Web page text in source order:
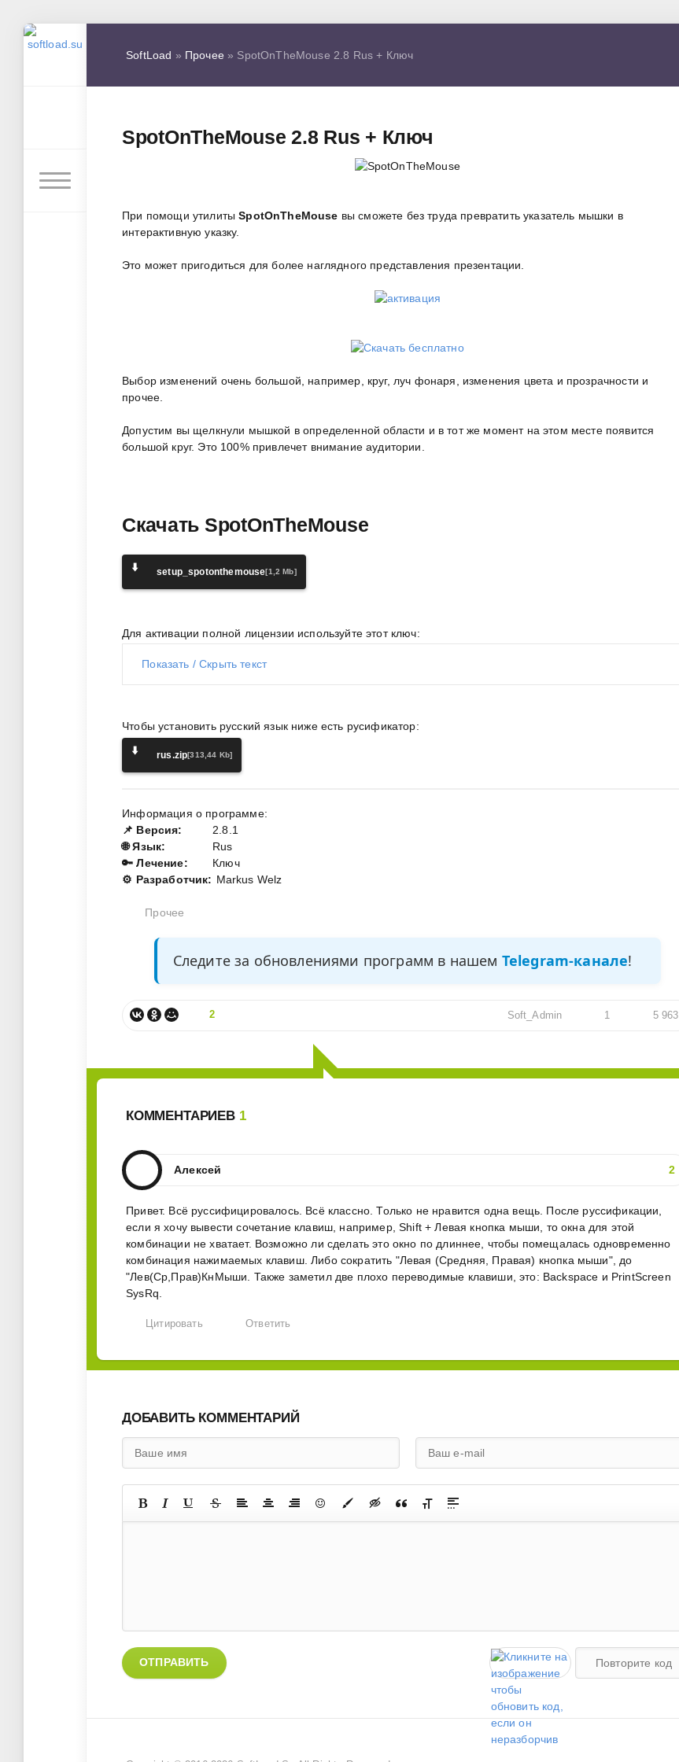
SoftLoad » Прочее » SpotOnTheMouse 2.8 Rus + Ключ
SpotOnTheMouse 2.8 Rus + Ключ
При помощи утилитыSpotOnTheMouse вы сможете без труда превратить указатель мышки в
интерактивную указку.
Это может пригодиться для более наглядного представления презентации.
Выбор изменений очень большой, например, круг, луч фонаря, изменения цвета и прозрачности и
прочее.
Допустим вы щелкнули мышкой в определенной области и в тот же момент на этом месте появится
большой круг. Это 100% привлечет внимание аудитории.
Скачать SpotOnTheMouse
⬇️ setup_spotonthemouse[1,2 Mb]
Для активации полной лицензии используйте этот ключ:
Показать / Скрыть текст
Чтобы установить русский язык ниже есть русификатор:
⬇️
rus.zip[313,44 Kb]
Информация о программе:
📌 Версия:
2.8.1
🌐 Язык:
Rus
🔑 Лечение:
Ключ
⚙️ Разработчик: Markus Welz
Прочее
Следите за обновлениями программ в нашем Telegram-канале!
2 Soft_Admin 1 5 963
КОММЕНТАРИЕВ 1
Алексей 2
Привет. Всё руссифицировалось. Всё классно. Только не нравится одна вещь. После руссификации,
если я хочу вывести сочетание клавиш, например, Shift + Левая кнопка мыши, то окна для этой
комбинации не хватает. Возможно ли сделать это окно по длиннее, чтобы помещалась одновременно
комбинация нажимаемых клавиш. Либо сократить "Левая (Средняя, Правая) кнопка мыши", до
"Лев(Ср,Прав)КнМыши. Также заметил две плохо переводимые клавиши, это: Backspace и PrintScreen
SysRq.
Цитировать Ответить
ДОБАВИТЬ КОММЕНТАРИЙ
ОТПРАВИТЬ